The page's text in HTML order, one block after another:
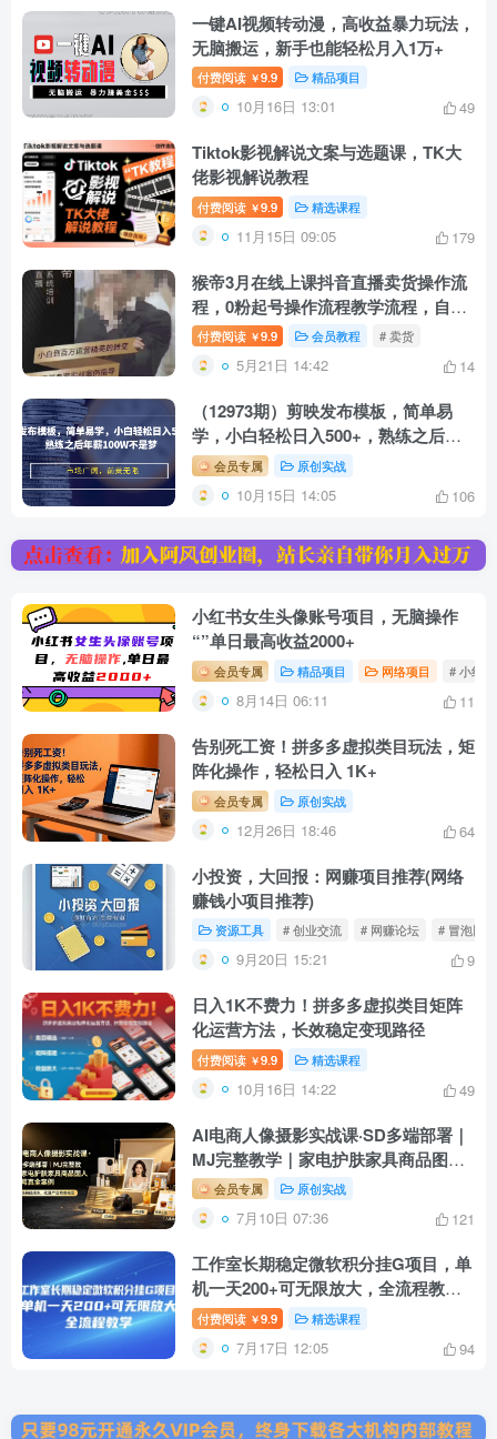
一键AI视频转动漫，高收益暴力玩法，
无脑搬运，新手也能轻松月入1万+
付费阅读 ￥9.9 精品项目
10月16日 13:01 49
Tiktok影视解说文案与选题课，TK大
佬影视解说教程
付费阅读 ￥9.9 精选课程
11月15日 09:05 179
猴帝3月在线上课抖音直播卖货操作流
程，0粉起号操作流程教学流程，自然
搜索流量天花板
付费阅读 ￥9.9 会员教程 # 卖货
5月21日 14:42 14
（12973期）剪映发布模板，简单易
学，小白轻松日入500+，熟练之后年
薪100W不是梦
会员专属 原创实战
10月15日 14:05 106
小红书女生头像账号项目，无脑操作
“”单日最高收益2000+
会员专属 精品项目 网络项目 # 小红
8月14日 06:11 11
告别死工资！拼多多虚拟类目玩法，矩
阵化操作，轻松日入 1K+
会员专属 原创实战
12月26日 18:46 64
小投资，大回报：网赚项目推荐(网络
赚钱小项目推荐)
资源工具 # 创业交流 # 网赚论坛 # 冒泡网创
9月20日 15:21 9
日入1K不费力！拼多多虚拟类目矩阵
化运营方法，长效稳定变现路径
付费阅读 ￥9.9 精选课程
10月16日 14:22 49
AI电商人像摄影实战课·SD多端部署｜
MJ完整教学｜家电护肤家具商品图人
像写真全案例
会员专属 原创实战
7月10日 07:36 121
工作室长期稳定微软积分挂G项目，单
机一天200+可无限放大，全流程教学
【揭秘】
付费阅读 ￥9.9 精选课程
7月17日 12:05 94